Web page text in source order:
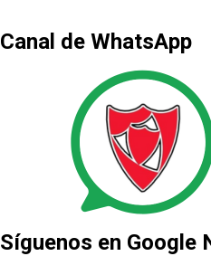
Canal de WhatsApp
Síguenos en Google